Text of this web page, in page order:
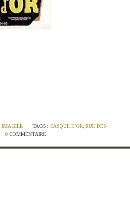
IMAGIER TAGS : CASQUE D'OR,RUE DES
0 COMMENTAIRE